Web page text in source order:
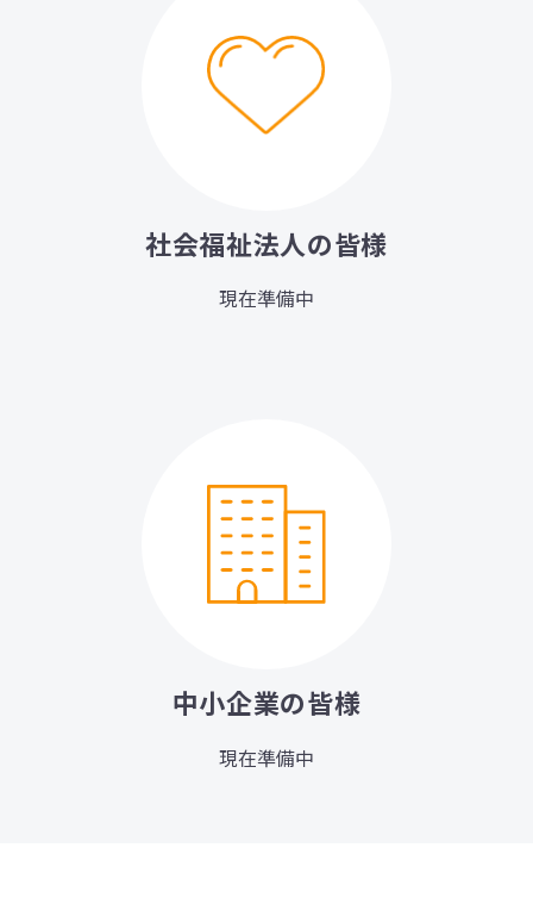
社会福祉法人の皆様
現在準備中
中小企業の皆様
現在準備中